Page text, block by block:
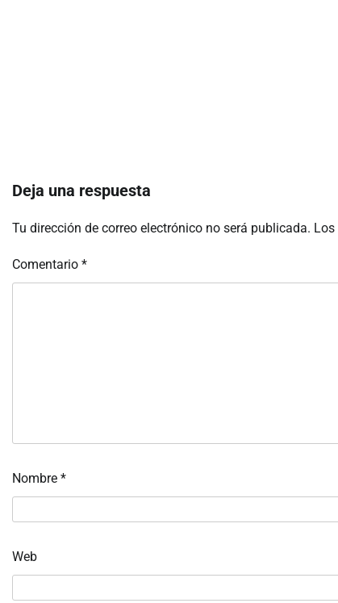
Deja una respuesta
Tu dirección de correo electrónico no será publicada.
Comentario *
Nombre *
Web